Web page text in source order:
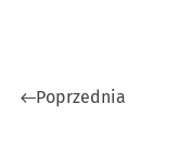
Poprzednia